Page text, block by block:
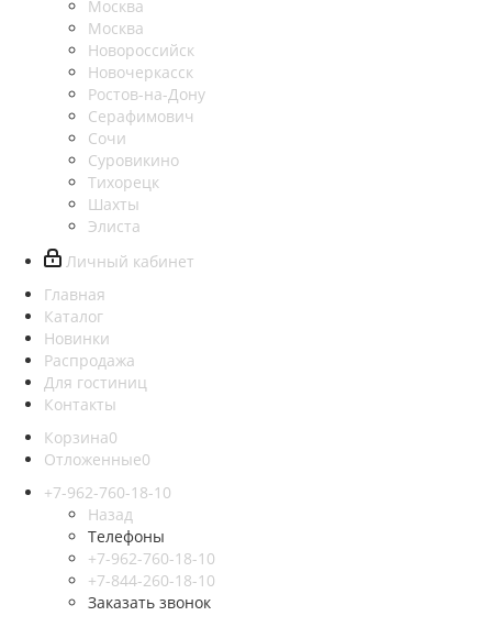
Москва
Москва
Новороссийск
Новочеркасск
Ростов-на-Дону
Серафимович
Сочи
Суровикино
Тихорецк
Шахты
Элиста
Личный кабинет
Главная
Каталог
Новинки
Распродажа
Для гостиниц
Контакты
Корзина0
Отложенные0
+7-962-760-18-10
Назад
Телефоны
+7-962-760-18-10
+7-844-260-18-10
Заказать звонок